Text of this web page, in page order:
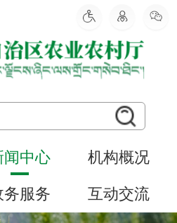
闻中心 机构概况
务服务 互动交流